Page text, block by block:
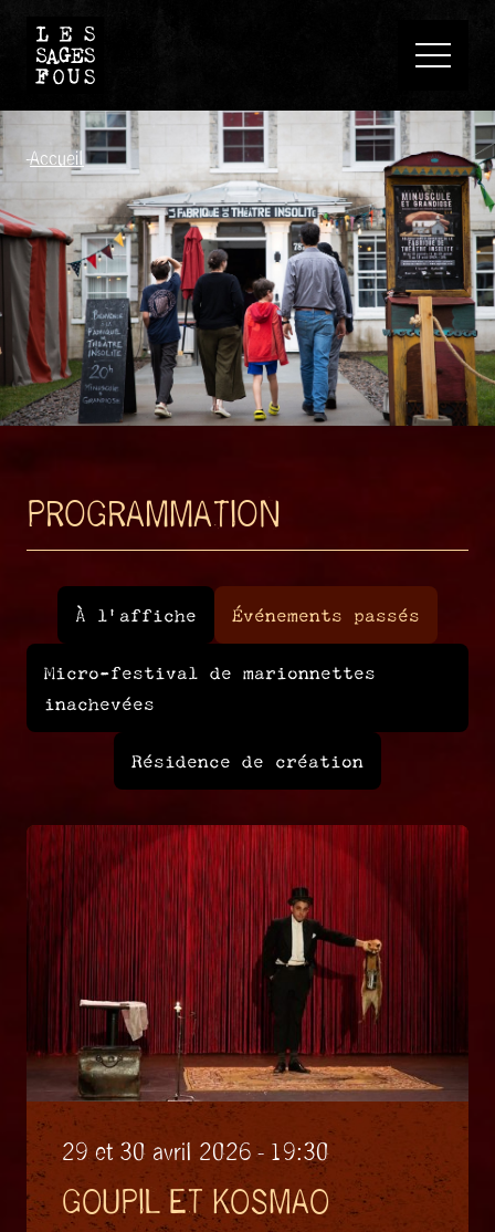
Accueil
-
PROGRAMMATION
À l'affiche Événements passés
Micro-festival de marionnettes
inachevées
Résidence de création
29 et 30 avril 2026 - 19:30
GOUPIL ET KOSMAO